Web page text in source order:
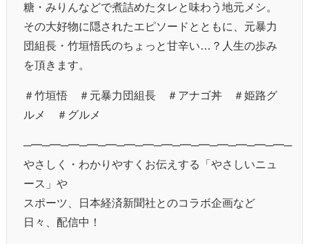
糖・みりんなどで煮詰めたタレと味わう地元メシ。
その大好物に隠されたエピソードとともに、元暴力
団組長・竹垣悟氏のちょっと甘辛い…？人生の歩み
を頂きます。
＃竹垣悟 ＃元暴力団組長 ＃アナゴ丼 ＃姫路グ
ルメ ＃グルメ
─━─━─━─━─━─━─━─━─━─━─━─━─━─━─
やさしく・わかりやすくお伝えする「やさしいニュ
ース」や
スポーツ、日本経済新聞社とのコラボ企画など
日々、配信中！